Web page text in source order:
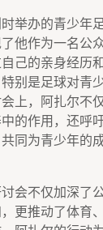
举办的青少年
他作为一名公
己的亲身经历
别是足球对青
上，阿扎尔不
的作用，还呼
同为青少年的
会不仅加深了
更推动了体育